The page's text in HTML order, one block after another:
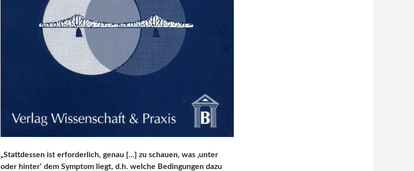
„Stattdessen ist erforderlich, genau […] zu schauen, was ‚unter
oder hinter‘ dem Symptom liegt, d.h. welche Bedingungen dazu